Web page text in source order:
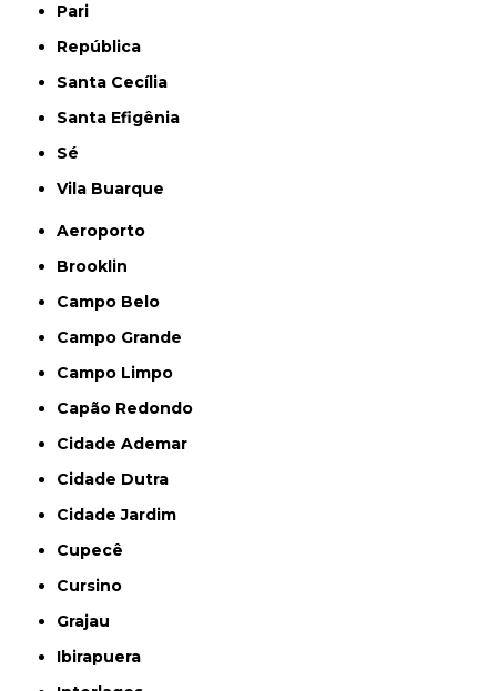
Pari
República
Santa Cecília
Santa Efigênia
Sé
Vila Buarque
Aeroporto
Brooklin
Campo Belo
Campo Grande
Campo Limpo
Capão Redondo
Cidade Ademar
Cidade Dutra
Cidade Jardim
Cupecê
Cursino
Grajau
Ibirapuera